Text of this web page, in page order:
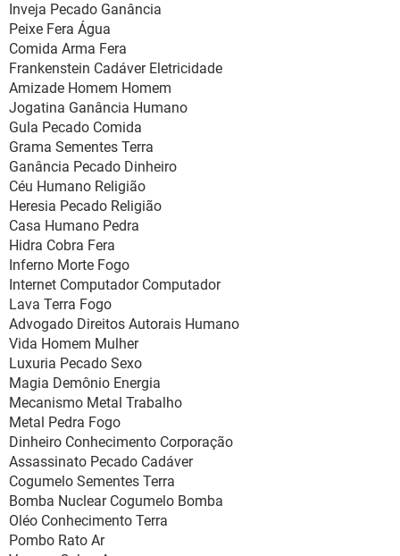
Inveja Pecado Ganância
Peixe Fera Água
Comida Arma Fera
Frankenstein Cadáver Eletricidade
Amizade Homem Homem
Jogatina Ganância Humano
Gula Pecado Comida
Grama Sementes Terra
Ganância Pecado Dinheiro
Céu Humano Religião
Heresia Pecado Religião
Casa Humano Pedra
Hidra Cobra Fera
Inferno Morte Fogo
Internet Computador Computador
Lava Terra Fogo
Advogado Direitos Autorais Humano
Vida Homem Mulher
Luxuria Pecado Sexo
Magia Demônio Energia
Mecanismo Metal Trabalho
Metal Pedra Fogo
Dinheiro Conhecimento Corporação
Assassinato Pecado Cadáver
Cogumelo Sementes Terra
Bomba Nuclear Cogumelo Bomba
Oléo Conhecimento Terra
Pombo Rato Ar